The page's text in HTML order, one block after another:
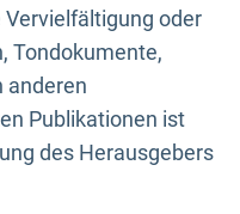
Vervielfältigung oder
Tondokumente,
anderen
Publikationen ist
des Herausgebers